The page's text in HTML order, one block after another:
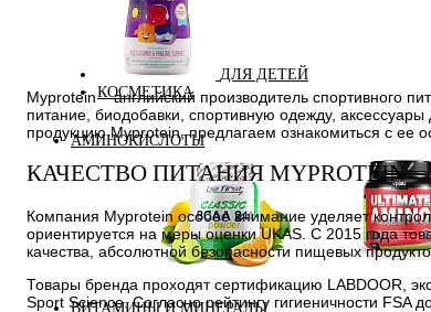
ДЛЯ ДЕТЕЙ
КОСМЕТИКА
АМИНОКИСЛОТЫ
Bcaa
ВИТАМИНЫ И МИНЕРАЛЫ
Myprotein – английский производитель спортивного
питание, биодобавки, спортивную одежду,
продукцию Myprotein, предлагаем ознакомиться с ее
КАЧЕСТВО ПИТАНИЯ MYPROTEIN
Компания Myprotein особое внимание уделяет
ориентируется на меры оценки UKAS. С 2015 года
качества, абсолютной безопасности пищевых
Товары бренда проходят сертификацию LABDOOR,
Sport Science. Согласно рейтингу гигиеничности FSA